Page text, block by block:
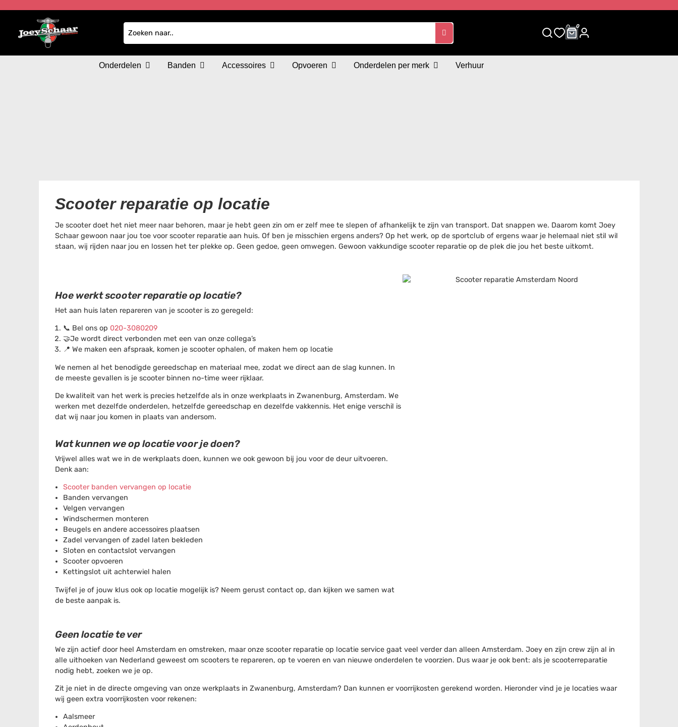
0 0
Onderdelen Banden Accessoires Opvoeren Onderdelen per merk Verhuur
Scooter reparatie op locatie
Je scooter doet het niet meer naar behoren, maar je hebt geen zin om er zelf mee te slepen of afhankelijk te zijn van transport. Dat snappen we. Daarom komt Joey
Schaar gewoon naar jou toe voor scooter reparatie aan huis. Of ben je misschien ergens anders? Op het werk, op de sportclub of ergens waar je helemaal niet stil wil
staan, wij rijden naar jou en lossen het ter plekke op. Geen gedoe, geen omwegen. Gewoon vakkundige scooter reparatie op de plek die jou het beste uitkomt.
Hoe werkt scooter reparatie op locatie?
Het aan huis laten repareren van je scooter is zo geregeld:
📞 Bel ons op 020-3080209
🤝Je wordt direct verbonden met een van onze collega’s
📍 We maken een afspraak, komen je scooter ophalen, of maken hem op locatie
We nemen al het benodigde gereedschap en materiaal mee, zodat we direct aan de slag kunnen. In
de meeste gevallen is je scooter binnen no-time weer rijklaar.
De kwaliteit van het werk is precies hetzelfde als in onze werkplaats in Zwanenburg, Amsterdam. We
werken met dezelfde onderdelen, hetzelfde gereedschap en dezelfde vakkennis. Het enige verschil is
dat wij naar jou komen in plaats van andersom.
Wat kunnen we op locatie voor je doen?
Vrijwel alles wat we in de werkplaats doen, kunnen we ook gewoon bij jou voor de deur uitvoeren.
Denk aan:
Scooter banden vervangen op locatie
Banden vervangen
Velgen vervangen
Windschermen monteren
Beugels en andere accessoires plaatsen
Zadel vervangen of zadel laten bekleden
Sloten en contactslot vervangen
Scooter opvoeren
Kettingslot uit achterwiel halen
Twijfel je of jouw klus ook op locatie mogelijk is? Neem gerust contact op, dan kijken we samen wat
de beste aanpak is.
Geen locatie te ver
We zijn actief door heel Amsterdam en omstreken, maar onze scooter reparatie op locatie service gaat veel verder dan alleen Amsterdam. Joey en zijn crew zijn al in
alle uithoeken van Nederland geweest om scooters te repareren, op te voeren en van nieuwe onderdelen te voorzien. Dus waar je ook bent: als je scooterreparatie
nodig hebt, zoeken we je op.
Zit je niet in de directe omgeving van onze werkplaats in Zwanenburg, Amsterdam? Dan kunnen er voorrijkosten gerekend worden. Hieronder vind je je locaties waar
wij geen extra voorrijkosten voor rekenen:
Aalsmeer